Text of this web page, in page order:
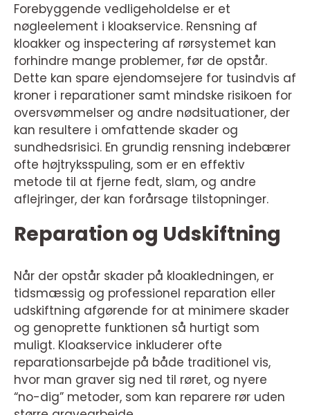
Forebyggende vedligeholdelse er et
nøgleelement i kloakservice. Rensning af
kloakker og inspectering af rørsystemet kan
forhindre mange problemer, før de opstår.
Dette kan spare ejendomsejere for tusindvis af
kroner i reparationer samt mindske risikoen for
oversvømmelser og andre nødsituationer, der
kan resultere i omfattende skader og
sundhedsrisici. En grundig rensning indebærer
ofte højtryksspuling, som er en effektiv
metode til at fjerne fedt, slam, og andre
aflejringer, der kan forårsage tilstopninger.
Reparation og Udskiftning
Når der opstår skader på kloakledningen, er
tidsmæssig og professionel reparation eller
udskiftning afgørende for at minimere skader
og genoprette funktionen så hurtigt som
muligt. Kloakservice inkluderer ofte
reparationsarbejde på både traditionel vis,
hvor man graver sig ned til røret, og nyere
“no-dig” metoder, som kan reparere rør uden